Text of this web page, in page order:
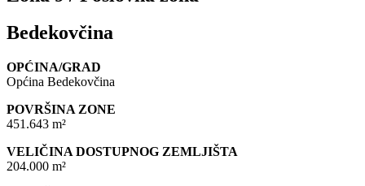
Bedekovčina
OPĆINA/GRAD
Općina Bedekovčina
POVRŠINA ZONE
451.643 m²
VELIČINA DOSTUPNOG ZEMLJIŠTA
204.000 m²